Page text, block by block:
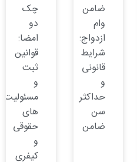
ضامن
وام
ازدواج:
شرایط
قانونی
و
حداکثر
سن
ضامن
چک
دو
امضا:
قوانین
ثبت
و
مسئولیت
های
حقوقی
و
کیفری